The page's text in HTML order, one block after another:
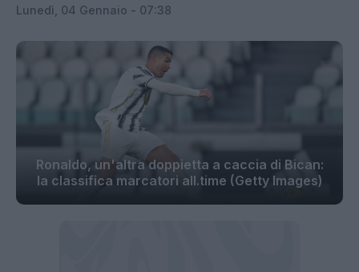
Lunedì, 04 Gennaio - 07:38
Ronaldo, un'altra doppietta a caccia di Bican:
la classifica marcatori all.time (Getty Images)